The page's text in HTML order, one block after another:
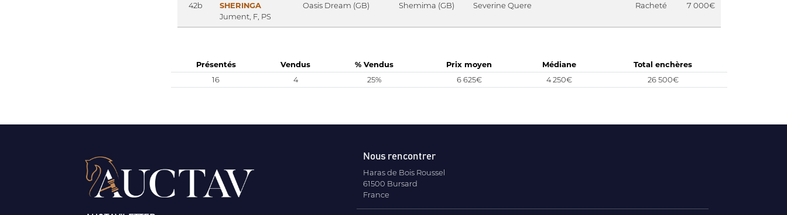
42b
SHERINGA
Jument, F, PS
Oasis Dream (GB) Shemima (GB) Severine Quere Racheté 7 000€
Présentés Vendus % Vendus Prix moyen Médiane
Total enchères
16
4 25% 6 625€ 4 250€ 26 500€
Nous rencontrer
Haras de Bois Roussel
61500 Bursard
France